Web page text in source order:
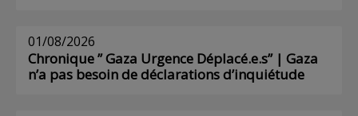
01/08/2026
Chronique ” Gaza Urgence Déplacé.e.s” | Gaza
n’a pas besoin de déclarations d’inquiétude